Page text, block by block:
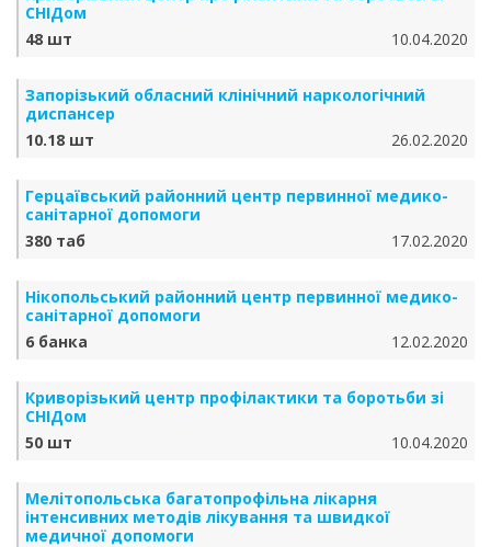
СНІДом
48 шт
10.04.2020
Запорізький обласний клінічний наркологічний
диспансер
10.18 шт
26.02.2020
Герцаївський районний центр первинної медико-
санітарної допомоги
380 таб
17.02.2020
Нікопольський районний центр первинної медико-
санітарної допомоги
6 банка
12.02.2020
Криворізький центр профілактики та боротьби зі
СНІДом
50 шт
10.04.2020
Мелітопольська багатопрофільна лікарня
інтенсивних методів лікування та швидкої
медичної допомоги